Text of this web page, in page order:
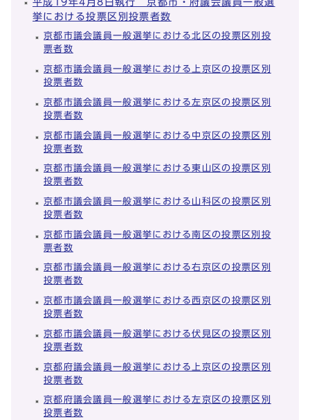
挙における投票区別投票者数
京都市議会議員一般選挙における北区の投票区別投
票者数
京都市議会議員一般選挙における上京区の投票区別
投票者数
京都市議会議員一般選挙における左京区の投票区別
投票者数
京都市議会議員一般選挙における中京区の投票区別
投票者数
京都市議会議員一般選挙における東山区の投票区別
投票者数
京都市議会議員一般選挙における山科区の投票区別
投票者数
京都市議会議員一般選挙における南区の投票区別投
票者数
京都市議会議員一般選挙における右京区の投票区別
投票者数
京都市議会議員一般選挙における西京区の投票区別
投票者数
京都市議会議員一般選挙における伏見区の投票区別
投票者数
京都府議会議員一般選挙における上京区の投票区別
投票者数
京都府議会議員一般選挙における左京区の投票区別
投票者数